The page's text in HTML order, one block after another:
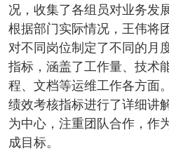
况，收集了各组员对业务发
根据部门实际情况，王伟将
对不同岗位制定了不同的月
指标，涵盖了工作量、技术
程、文档等运维工作各方面
绩效考核指标进行了详细讲
为中心，注重团队合作，作
成目标。